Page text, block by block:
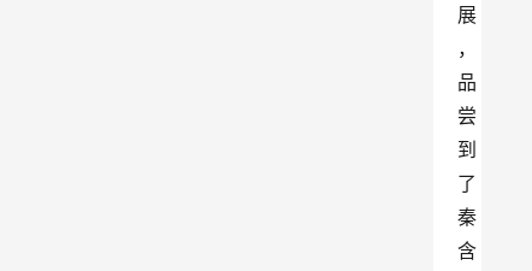
展
，
品
尝
到
了
秦
含